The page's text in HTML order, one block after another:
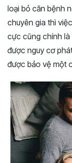
loại bỏ căn bệnh
chuyên gia thì
cực cũng chính là
được nguy cơ
được bảo vệ một